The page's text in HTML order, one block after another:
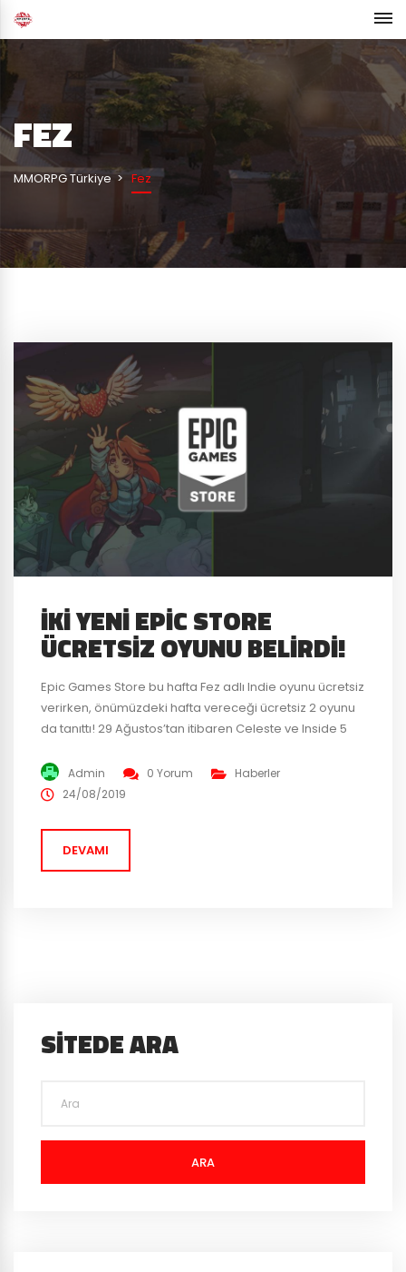
FEZ
MMORPG Türkiye Fez
İKI YENI EPIC STORE
ÜCRETSIZ OYUNU BELIRDI!
Epic Games Store bu hafta Fez adlı Indie oyunu ücretsiz
verirken, önümüzdeki hafta vereceği ücretsiz 2 oyunu
da tanıttı! 29 Ağustos’tan itibaren Celeste ve Inside 5
Bu iki efsane oyunun kesinlikle oynanması gerektiğini
düşünürken, ikisinin de ücretsiz olması oyun severlerin
eklemekte yarar...
Admin 0 Yorum
Haberler
24/08/2019
DEVAMI
SITEDE ARA
ARA